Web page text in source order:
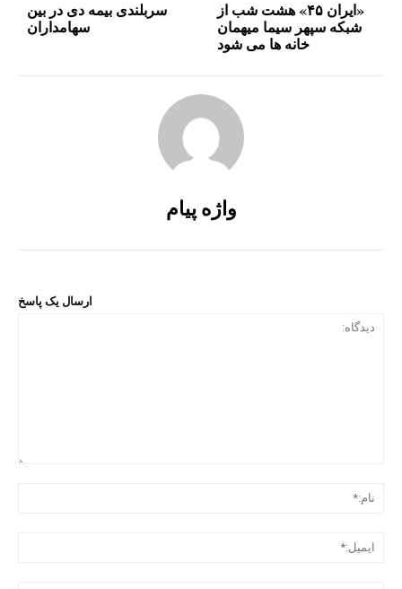
سربلندی بیمه دی در بین
سهامداران
«ایران ۴۵» هشت شب از
شبکه سپهر سیما میهمان
خانه ها می شود
واژه پیام
ارسال یک پاسخ